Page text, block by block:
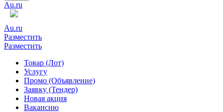
Au.ru
Au.ru
Разместить
Разместить
Товар (Лот)
Услугу
Промо (Объявление)
Заявку (Тендер)
Новая акция
Вакансию